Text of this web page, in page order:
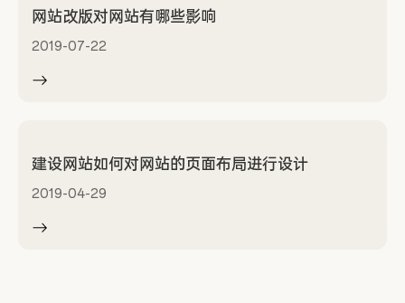
网站改版对网站有哪些影响
2019-07-22
建设网站如何对网站的页面布局进行设计
2019-04-29